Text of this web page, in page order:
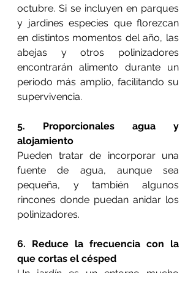
octubre. Si se incluyen en parques
y jardines especies que florezcan
en distintos momentos del año, las
abejas y otros polinizadores
encontrarán alimento durante un
periodo más amplio, facilitando su
supervivencia.
5. Proporcionales agua y
alojamiento
Pueden tratar de incorporar una
fuente de agua, aunque sea
pequeña, y también algunos
rincones donde puedan anidar los
polinizadores.
6. Reduce la frecuencia con la
que cortas el césped
Un jardín es un entorno mucho